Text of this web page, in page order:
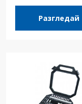
Разгледай